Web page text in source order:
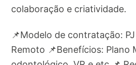
colaboração e criatividade.
📌Modelo de contratação:
Remoto 📌Benefícios: Plano